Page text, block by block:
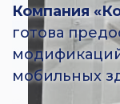
Компания
готова
мобильных